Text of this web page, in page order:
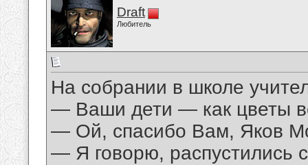
Draft
Любитель
На собрании в школе
— Ваши дети — как цветы
— Ой, спасибо Вам, Яков
— Я говорю, распустились